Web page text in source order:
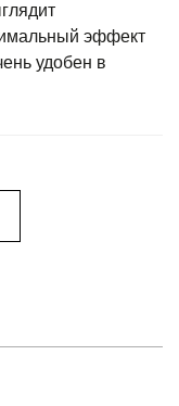
эффект
удобен в